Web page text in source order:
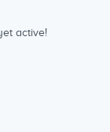
active!